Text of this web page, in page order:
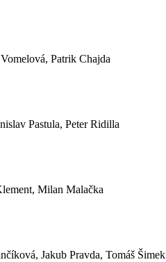
Patrik Chajda
Pastula, Peter Ridilla
Milan Malačka
Jakub Pravda, Tomáš Šimek